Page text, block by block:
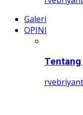
Galeri
OPINI
Tentang